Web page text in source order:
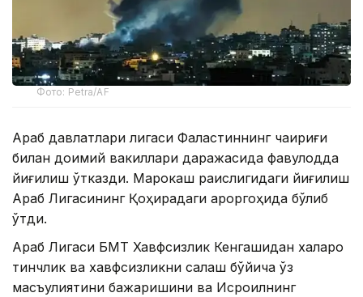
Фото: Petra/AF
Араб давлатлари лигаси Фаластиннинг чақириғи
билан доимий вакиллари даражасида фавқулодда
йиғилиш ўтказди. Марокаш раислигидаги йиғилиш
Араб Лигасининг Қоҳирадаги қароргоҳида бўлиб
ўтди.
Араб Лигаси БМТ Хавфсизлик Кенгашидан халқаро
тинчлик ва хавфсизликни сақлаш бўйича ўз
масъулиятини бажаришини ва Исроилнинг